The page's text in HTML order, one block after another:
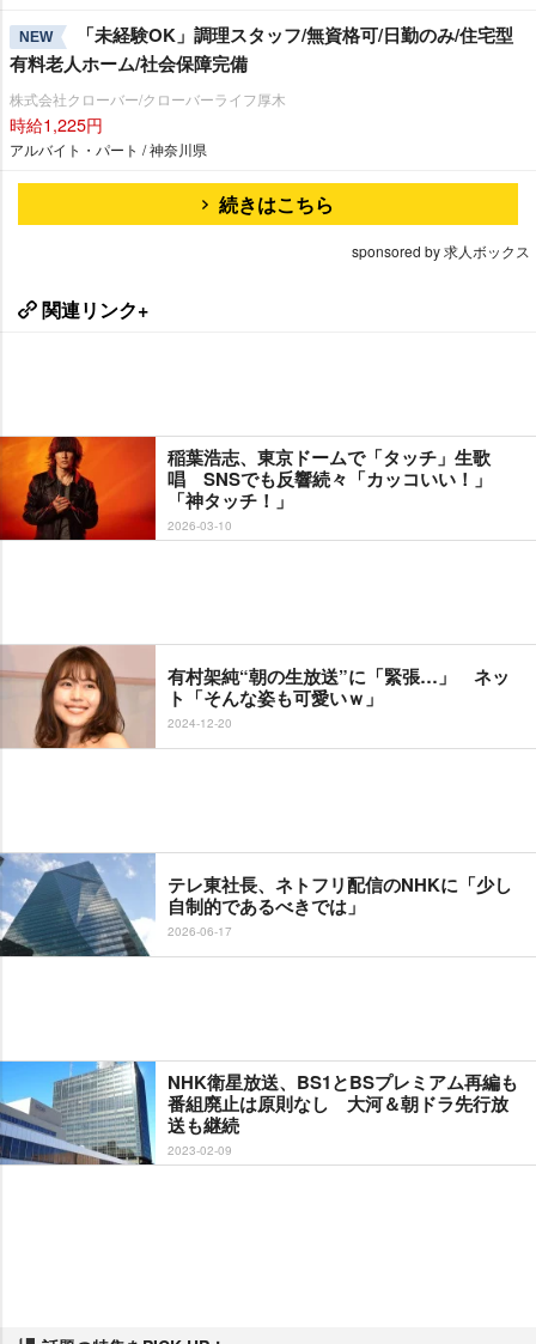
NEW
「未経験OK」調理スタッフ/無資格可/日勤のみ/住宅型
有料老人ホーム/社会保障完備
株式会社クローバー/クローバーライフ厚木
時給1,225円
アルバイト・パート / 神奈川県
続きはこちら
sponsored by 求人ボックス
関連リンク+
稲葉浩志、東京ドームで「タッチ」生歌
唱 SNSでも反響続々「カッコいい！」
「神タッチ！」
2026-03-10
有村架純“朝の生放送”に「緊張…」 ネッ
ト「そんな姿も可愛いｗ」
2024-12-20
テレ東社長、ネトフリ配信のNHKに「少し
自制的であるべきでは」
2026-06-17
NHK衛星放送、BS1とBSプレミアム再編も
番組廃止は原則なし 大河＆朝ドラ先行放
送も継続
2023-02-09